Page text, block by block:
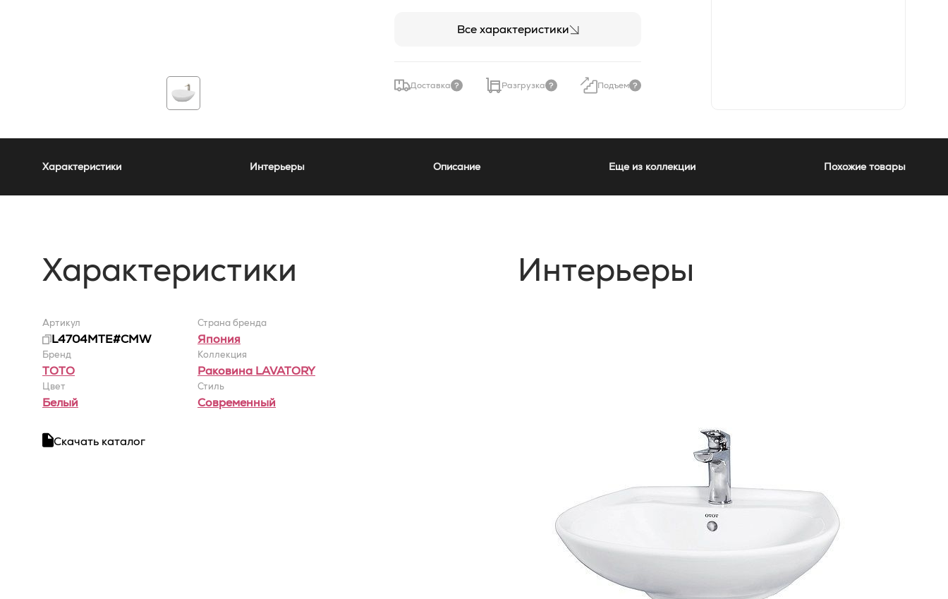
Все характеристики
Доставка Разгрузка Подъем
Характеристики Интерьеры Описание Еще из коллекции Похожие товары
Характеристики
Артикул
L4704MTE#CMW
Страна бренда
Япония
Бренд
TOTO
Коллекция
Раковина LAVATORY
Цвет
Белый
Стиль
Современный
Скачать каталог
Интерьеры